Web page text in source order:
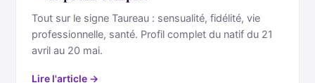
Tout sur le signe Taureau : sensualité, fidélité, vie
professionnelle, santé. Profil complet du natif du 21
avril au 20 mai.
Lire l'article →